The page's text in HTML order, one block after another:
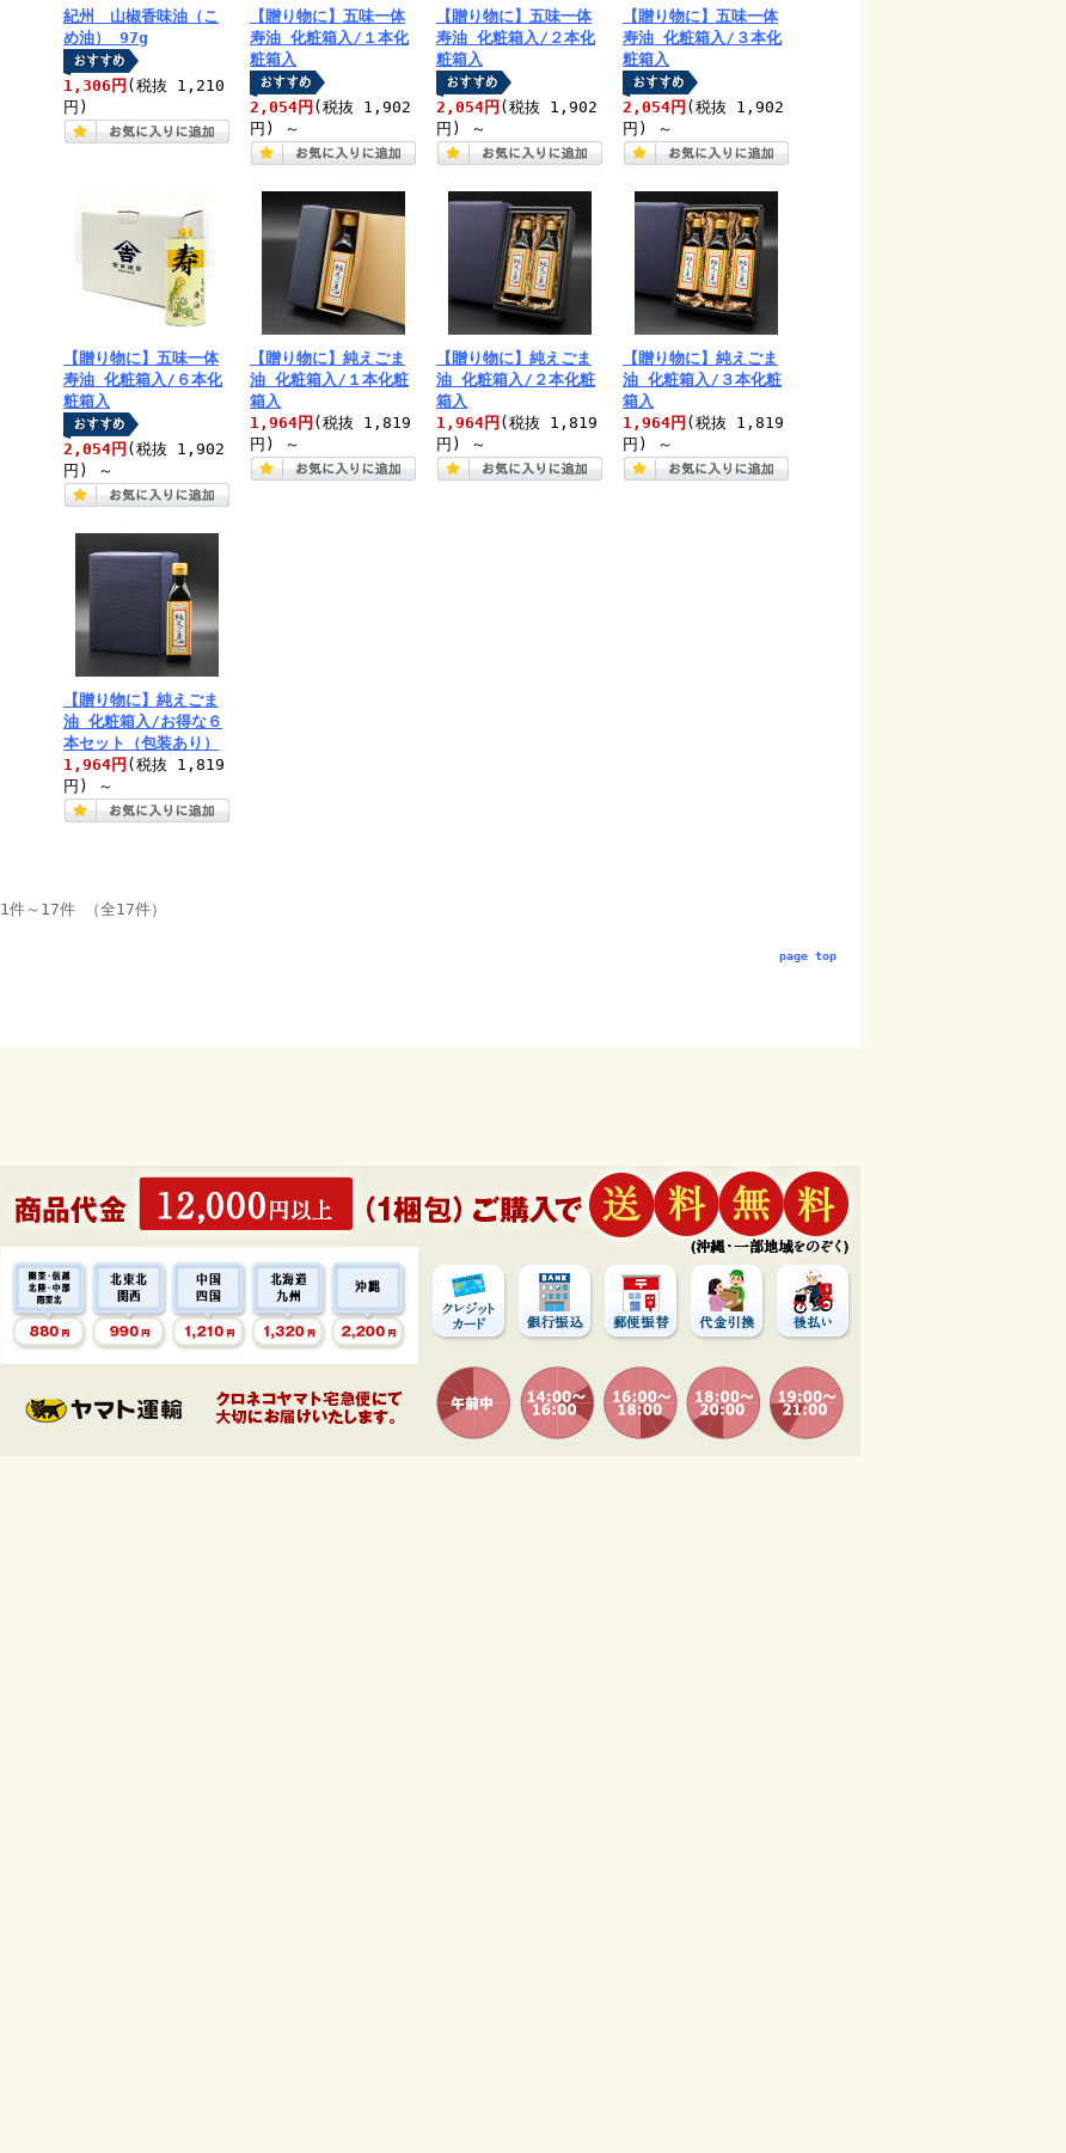
紀州 山椒香味油（こ
め油） 97g
1,306円 (税抜 1,210
円)
【贈り物に】五味一体
寿油 化粧箱入/１本化
粧箱入
2,054円 (税抜 1,902
円)
～
【贈り物に】五味一体
寿油 化粧箱入/２本化
粧箱入
2,054円 (税抜 1,902
円)
～
【贈り物に】五味一体
寿油 化粧箱入/３本化
粧箱入
2,054円 (税抜 1,902
円)
～
【贈り物に】五味一体
寿油 化粧箱入/６本化
粧箱入
2,054円 (税抜 1,902
円)
～
【贈り物に】純えごま
油 化粧箱入/１本化粧
箱入
1,964円 (税抜 1,819
円)
～
【贈り物に】純えごま
油 化粧箱入/２本化粧
箱入
1,964円 (税抜 1,819
円)
～
【贈り物に】純えごま
油 化粧箱入/３本化粧
箱入
1,964円 (税抜 1,819
円)
～
【贈り物に】純えごま
油 化粧箱入/お得な６
本セット（包装あり）
1,964円 (税抜 1,819
円)
～
1件～17件 （全17件）
page top